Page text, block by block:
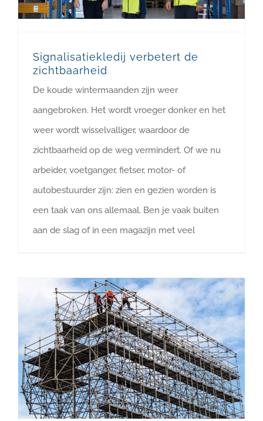
Signalisatiekledij verbetert de
zichtbaarheid
De koude wintermaanden zijn weer
aangebroken. Het wordt vroeger donker en het
weer wordt wisselvalliger, waardoor de
zichtbaarheid op de weg vermindert. Of we nu
arbeider, voetganger, fietser, motor- of
autobestuurder zijn: zien en gezien worden is
een taak van ons allemaal. Ben je vaak buiten
aan de slag of in een magazijn met veel